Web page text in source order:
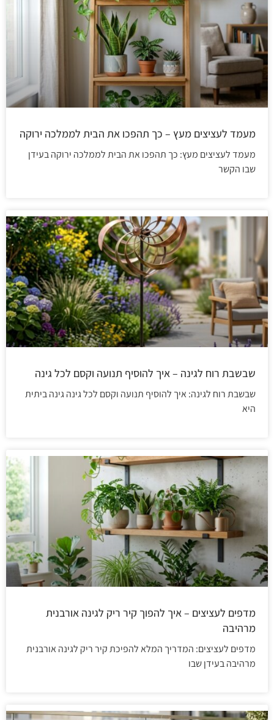
מעמד לעציצים מעץ – כך תהפכו את הבית לממלכה ירוקה
מעמד לעציצים מעץ: כך תהפכו את הבית לממלכה ירוקה בעידן
שבו הקשר
שבשבת רוח לגינה – איך להוסיף תנועה וקסם לכל גינה
שבשבת רוח לגינה: איך להוסיף תנועה וקסם לכל גינה גינה ביתית
היא
מדפים לעציצים – איך להפוך קיר ריק לגינה אורבנית
מרהיבה
מדפים לעציצים: המדריך המלא להפיכת קיר ריק לגינה אורבנית
מרהיבה בעידן שבו